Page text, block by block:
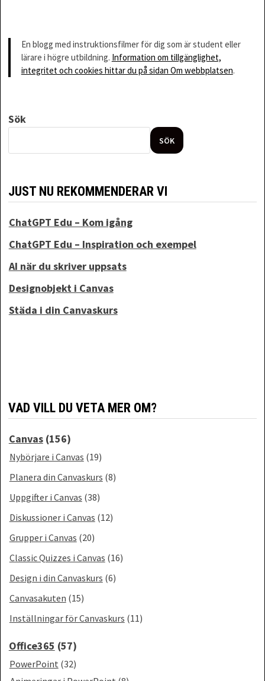
för
inlägg
En blogg med instruktionsfilmer för dig som är student eller
lärare i högre utbildning. Information om tillgänglighet,
integritet och cookies hittar du på sidan Om webbplatsen.
Sök
SÖK
JUST NU REKOMMENDERAR VI
ChatGPT Edu – Kom igång
ChatGPT Edu – Inspiration och exempel
AI när du skriver uppsats
Designobjekt i Canvas
Städa i din Canvaskurs
VAD VILL DU VETA MER OM?
Canvas(156)
Nybörjare i Canvas (19)
Planera din Canvaskurs (8)
Uppgifter i Canvas (38)
Diskussioner i Canvas (12)
Grupper i Canvas (20)
Classic Quizzes i Canvas (16)
Design i din Canvaskurs (6)
Canvasakuten (15)
Inställningar för Canvaskurs (11)
Office365 (57)
PowerPoint (32)